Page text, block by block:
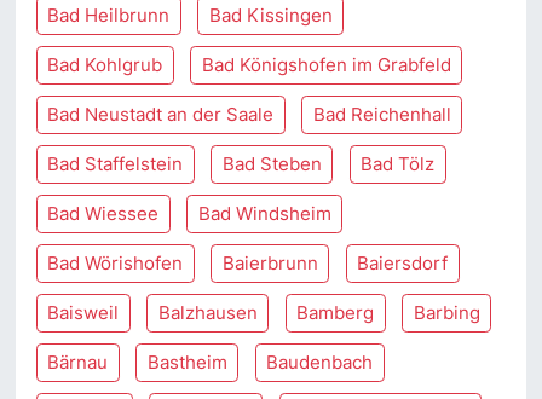
Bad Heilbrunn Bad Kissingen
Bad Kohlgrub Bad Königshofen im Grabfeld
Bad Neustadt an der Saale Bad Reichenhall
Bad Staffelstein Bad Steben Bad Tölz
Bad Wiessee Bad Windsheim
Bad Wörishofen Baierbrunn Baiersdorf
Baisweil Balzhausen Bamberg Barbing
Bärnau Bastheim Baudenbach